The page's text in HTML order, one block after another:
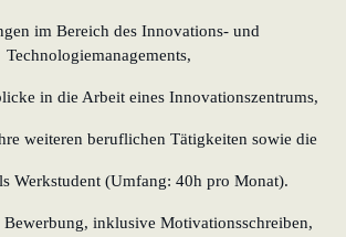
im Bereich des Innovations- und
Technologiemanagements,
in die Arbeit eines Innovationszentrums,
weiteren beruflichen Tätigkeiten sowie die
Werkstudent (Umfang: 40h pro Monat).
inklusive Motivationsschreiben,